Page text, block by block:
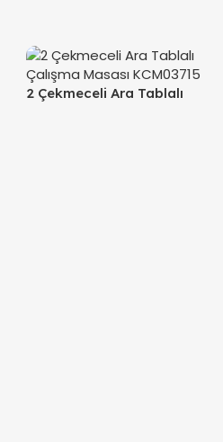
2 Çekmeceli Ara Tablalı